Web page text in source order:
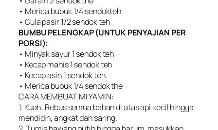
• Merica bubuk 1/4 sendokteh
• Gula pasir 1/2 sendok teh
BUMBU PELENGKAP (UNTUK PENYAJIAN PER
PORSI):
• Minyak sayur 1 sendok teh
• Kecap manis 1 sendok teh
• Kecap asin 1 sendok teh
• Merica bubuk 1/4 sendok the
CARA MEMBUAT MI YAMIN:
1. Kuah: Rebus semua bahan di atas api kecil hingga
mendidih, angkat dan saring.